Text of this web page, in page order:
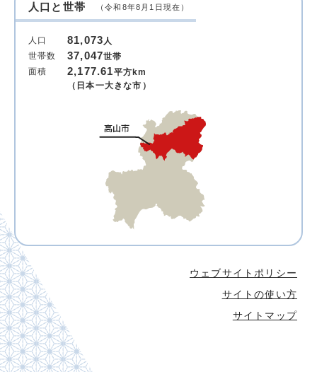
人口と世帯 （令和8年8月1日現在）
人口 81,073人
世帯数
37,047世帯
面積
2,177.61平方km
（日本一大きな市）
ウェブサイトポリシー
サイトの使い方
サイトマップ